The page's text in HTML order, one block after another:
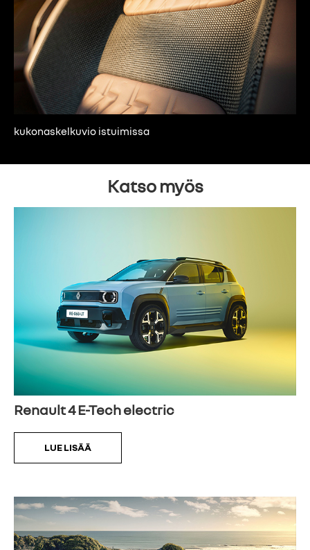
kukonaskelkuvio istuimissa
Katso myös
Renault 4 E-Tech electric
LUE LISÄÄ